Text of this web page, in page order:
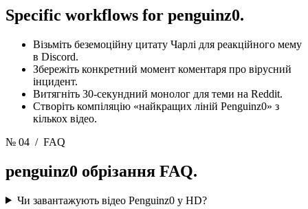
Specific workflows for penguinz0.
Візьміть беземоційну цитату Чарлі для реакційного мему
в Discord.
Збережіть конкретний момент коментаря про вірусний
інцидент.
Витягніть 30-секундний монолог для теми на Reddit.
Створіть компіляцію «найкращих ліній Penguinz0» з
кількох відео.
№ 04 / FAQ
penguinz0 обрізання FAQ.
Чи завантажують відео Penguinz0 у HD?